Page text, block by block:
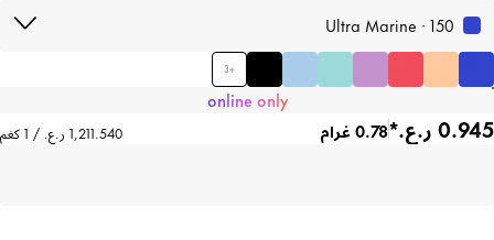
150 · Ultra Marine
+
3
online only
0.78 غرام